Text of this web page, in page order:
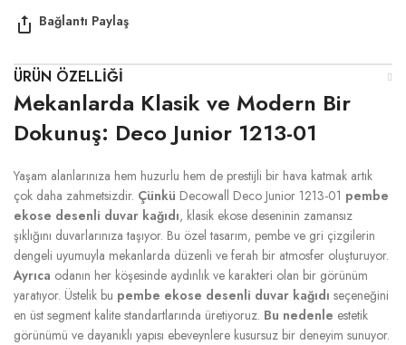
ÜRÜN ÖZELLIĞI
Mekanlarda Klasik ve Modern Bir
Dokunuş: Deco Junior 1213-01
Yaşam alanlarınıza hem huzurlu hem de prestijli bir hava katmak artık
çok daha zahmetsizdir. Çünkü Decowall Deco Junior 1213-01 pembe
ekose desenli duvar kağıdı, klasik ekose deseninin zamansız
şıklığını duvarlarınıza taşıyor. Bu özel tasarım, pembe ve gri çizgilerin
dengeli uyumuyla mekanlarda düzenli ve ferah bir atmosfer oluşturuyor.
Ayrıca odanın her köşesinde aydınlık ve karakteri olan bir görünüm
yaratıyor. Üstelik bu pembe ekose desenli duvar kağıdı seçeneğini
en üst segment kalite standartlarında üretiyoruz. Bu nedenle estetik
görünümü ve dayanıklı yapısı ebeveynlere kusursuz bir deneyim sunuyor.